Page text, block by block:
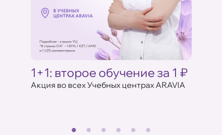
1+1: второе обучение за 1 ₽
Акция во всех Учебных центрах ARAVIA